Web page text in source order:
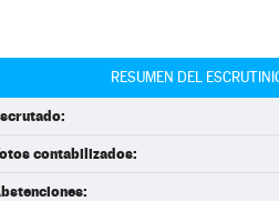
RESUMEN DEL
contabilizados: